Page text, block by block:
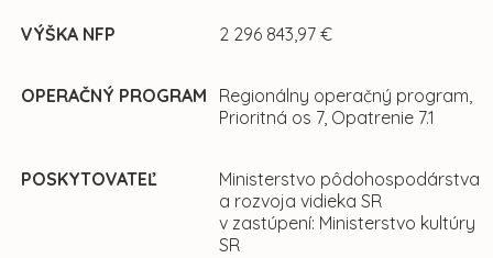
VÝŠKA NFP 2 296 843,97 €
OPERAČNÝ PROGRAM
Regionálny operačný program,
Prioritná os 7, Opatrenie 7.1
POSKYTOVATEĽ
Ministerstvo pôdohospodárstva
a rozvoja vidieka SR
v zastúpení: Ministerstvo kultúry
SR